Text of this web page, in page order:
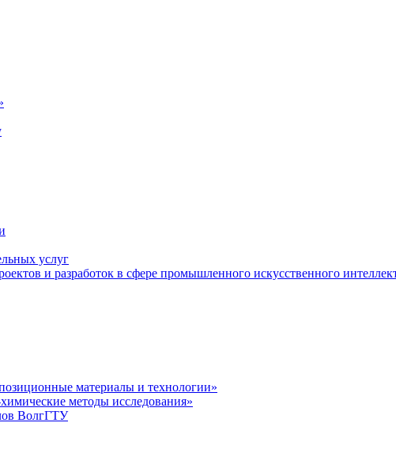
услуг
и разработок в сфере промышленного искусственного
материалы и технологии»
методы исследования»
ВолгГТУ